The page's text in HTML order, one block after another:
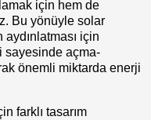
için hem de
Bu yönüyle solar
için
sayesinde açma-
önemli miktarda enerji
farklı tasarım